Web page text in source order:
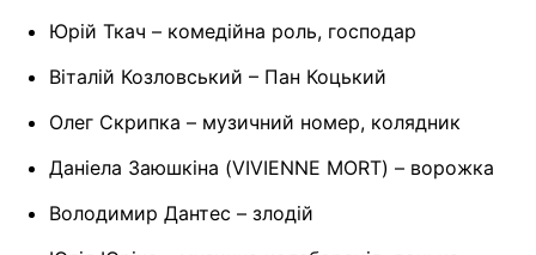
Юрій Ткач – комедійна роль, господар
Віталій Козловський – Пан Коцький
Олег Скрипка – музичний номер, колядник
Даніела Заюшкіна (VIVIENNE MORT) – ворожка
Володимир Дантес – злодій